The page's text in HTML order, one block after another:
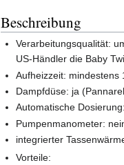
Beschreibung
Verarbeitungsqualität:
US-Händler die Baby
Aufheizzeit: mindestens
Dampfdüse: ja
Automatische
Pumpenmanometer:
integrierter
Vorteile: